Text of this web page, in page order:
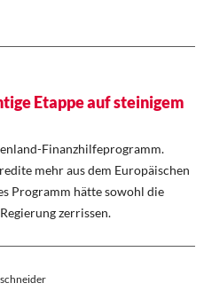
Etappe auf steinigem
Finanzhilfeprogramm.
mehr aus dem Europäischen
Programm hätte sowohl die
zerrissen.